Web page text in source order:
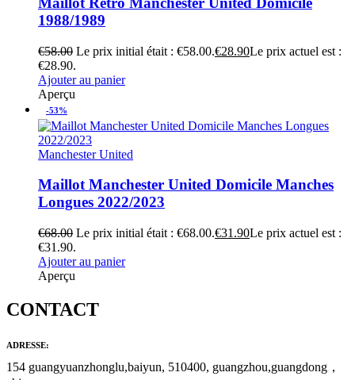
1988/1989
€58.00 Le prix initial était : €58.00.€28.90Le prix actuel est :
€28.90.
Ajouter au panier
Aperçu
-53%
Manchester United
Maillot Manchester United Domicile Manches
Longues 2022/2023
€68.00 Le prix initial était : €68.00.€31.90Le prix actuel est :
€31.90.
Ajouter au panier
Aperçu
CONTACT
ADRESSE:
154 guangyuanzhonglu,baiyun, 510400, guangzhou,guangdong，